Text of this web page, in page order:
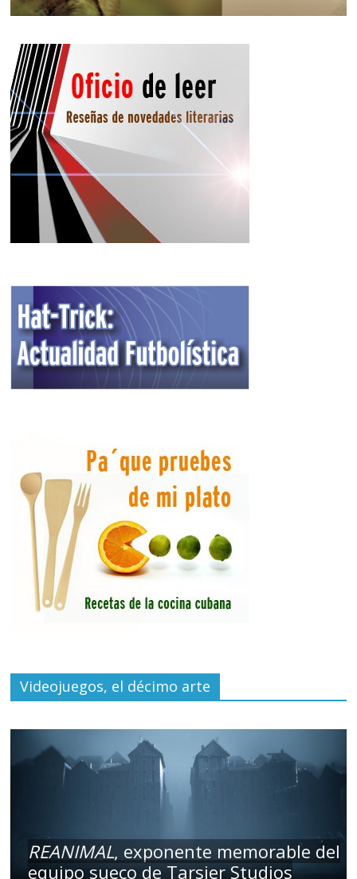
Videojuegos, el décimo arte
REANIMAL, exponente memorable del
equipo sueco de Tarsier Studios